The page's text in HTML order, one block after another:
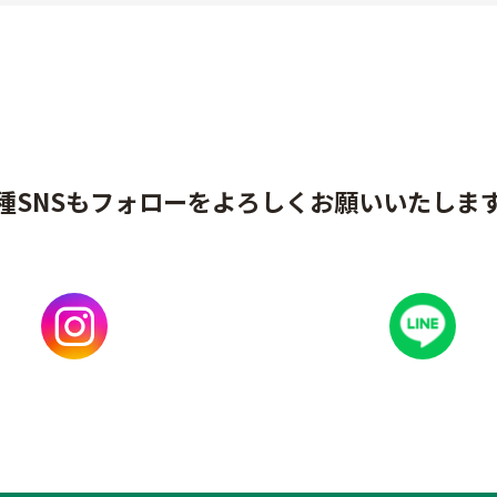
SNSもフォローをよろしくお願いいたしま